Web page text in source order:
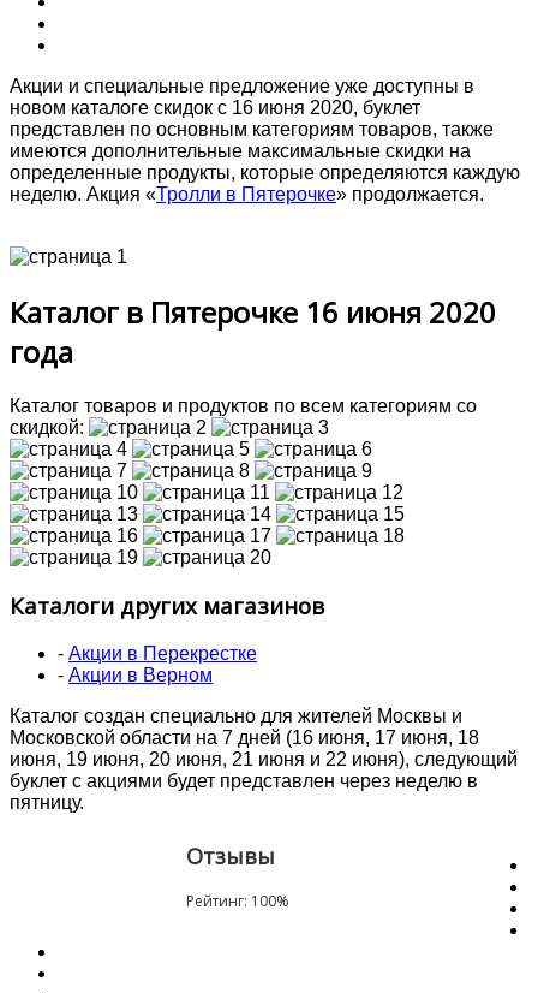
Акции и специальные предложение уже доступны в
новом каталоге скидок с 16 июня 2020, буклет
представлен по основным категориям товаров, также
имеются дополнительные максимальные скидки на
определенные продукты, которые определяются каждую
неделю. Акция «Тролли в Пятерочке» продолжается.
Каталог в Пятерочке 16 июня 2020
года
Каталог товаров и продуктов по всем категориям со
скидкой:
Каталоги других магазинов
- Акции в Перекрестке
- Акции в Верном
Каталог создан специально для жителей Москвы и
Московской области на 7 дней (16 июня, 17 июня, 18
июня, 19 июня, 20 июня, 21 июня и 22 июня), следующий
буклет с акциями будет представлен через неделю в
пятницу.
Отзывы
Рейтинг: 100%